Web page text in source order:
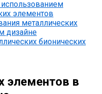
элементов
металлических
дизайне
бионических
элементов в